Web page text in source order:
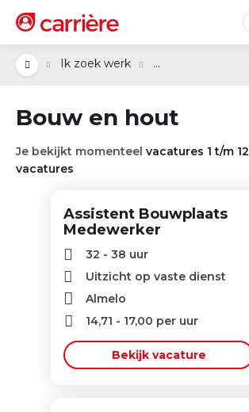
Ik zoek werk ...
Bouw en hout
Je bekijkt momenteel vacatures 1 t/m 12
vacatures
Assistent Bouwplaats
Medewerker
32 - 38 uur
Uitzicht op vaste dienst
Almelo
14,71 - 17,00 per uur
Bekijk vacature